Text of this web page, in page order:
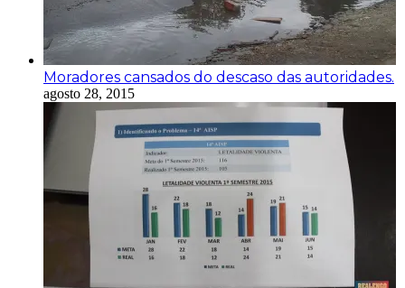
Moradores cansados do descaso das autoridades.
agosto 28, 2015